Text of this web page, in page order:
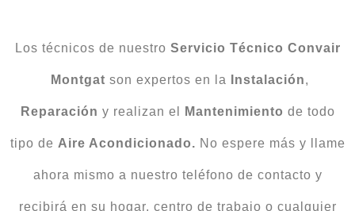
Los técnicos de nuestro Servicio Técnico Convair
Montgat son expertos en la Instalación,
Reparación y realizan el Mantenimiento de todo
tipo de Aire Acondicionado. No espere más y llame
ahora mismo a nuestro teléfono de contacto y
recibirá en su hogar, centro de trabajo o cualquier